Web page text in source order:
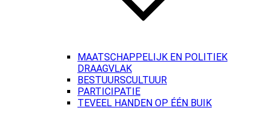
MAATSCHAPPELIJK EN POLITIEK
DRAAGVLAK
BESTUURSCULTUUR
PARTICIPATIE
TEVEEL HANDEN OP ÉÉN BUIK